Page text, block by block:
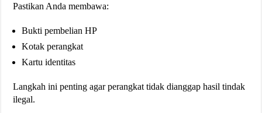
Pastikan Anda membawa:
Bukti pembelian HP
Kotak perangkat
Kartu identitas
Langkah ini penting agar perangkat tidak dianggap hasil tindak
ilegal.